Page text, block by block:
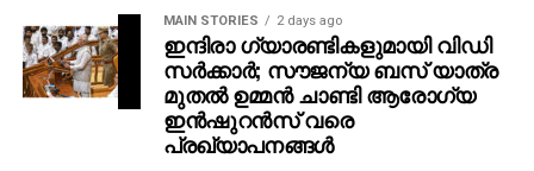
MAIN STORIES 2 days ago
ഇന്ദിരാ ഗ്യാരണ്ടികളുമായി വിഡി
സര്‍ക്കാര്‍; സൗജന്യ ബസ് യാത്ര
മുതല്‍ ഉമ്മന്‍ ചാണ്ടി ആരോഗ്യ
ഇന്‍ഷുറന്‍സ് വരെ
പ്രഖ്യാപനങ്ങള്‍